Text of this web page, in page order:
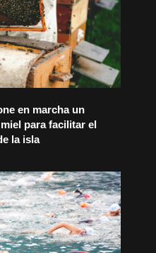
en marcha un
para facilitar el
la isla